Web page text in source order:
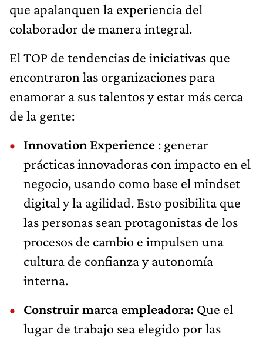
que apalanquen la experiencia del
colaborador de manera integral.
El TOP de tendencias de iniciativas que
encontraron las organizaciones para
enamorar a sus talentos y estar más cerca
de la gente:
Innovation Experience : generar
prácticas innovadoras con impacto en el
negocio, usando como base el mindset
digital y la agilidad. Esto posibilita que
las personas sean protagonistas de los
procesos de cambio e impulsen una
cultura de confianza y autonomía
interna.
Construir marca empleadora: Que el
lugar de trabajo sea elegido por las